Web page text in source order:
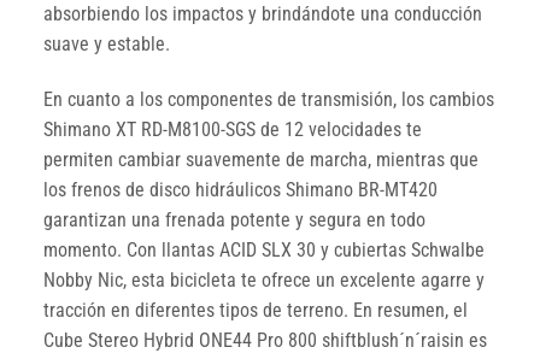
absorbiendo los impactos y brindándote una conducción
suave y estable.
En cuanto a los componentes de transmisión, los cambios
Shimano XT RD-M8100-SGS de 12 velocidades te
permiten cambiar suavemente de marcha, mientras que
los frenos de disco hidráulicos Shimano BR-MT420
garantizan una frenada potente y segura en todo
momento. Con llantas ACID SLX 30 y cubiertas Schwalbe
Nobby Nic, esta bicicleta te ofrece un excelente agarre y
tracción en diferentes tipos de terreno. En resumen, el
Cube Stereo Hybrid ONE44 Pro 800 shiftblush´n´raisin es